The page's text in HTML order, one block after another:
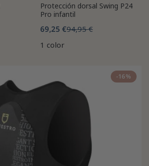
Protección dorsal Swing P24
Pro infantil
69,25 €94,95 €
1 color
-16%